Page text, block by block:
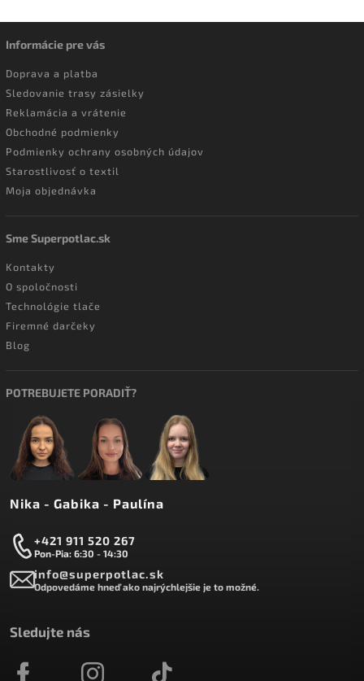
Informácie pre vás
Doprava a platba
Sledovanie trasy zásielky
Reklamácia a vrátenie
Obchodné podmienky
Podmienky ochrany osobných údajov
Starostlivosť o textil
Moja objednávka
Sme Superpotlac.sk
Kontakty
O spoločnosti
Technológie tlače
Firemné darčeky
Blog
POTREBUJETE PORADIŤ?
Nika - Gabika - Paulína
+421 911 520 267
Pon-Pia: 6:30 - 14:30
info@superpotlac.sk
Odpovedáme hneď ako najrýchlejšie je to možné.
Sledujte nás